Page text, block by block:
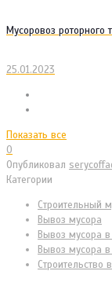
Мусоровоз роторного
25.01.2023
Показать все
0
Опубликовал
Категории
Cтроительный
Вывоз мусора
Вывоз мусора
Вывоз мусора
Строительство